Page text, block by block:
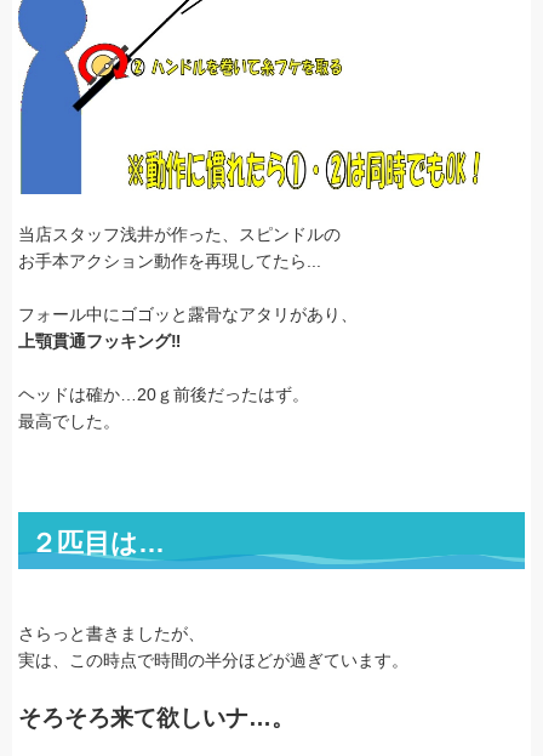
当店スタッフ浅井が作った、スピンドルの
お手本アクション動作を再現してたら...
フォール中にゴゴッと露骨なアタリがあり、
上顎貫通フッキング‼
ヘッドは確か…20ｇ前後だったはず。
最高でした。
２匹目は…
さらっと書きましたが、
実は、この時点で時間の半分ほどが過ぎています。
そろそろ来て欲しいナ…。